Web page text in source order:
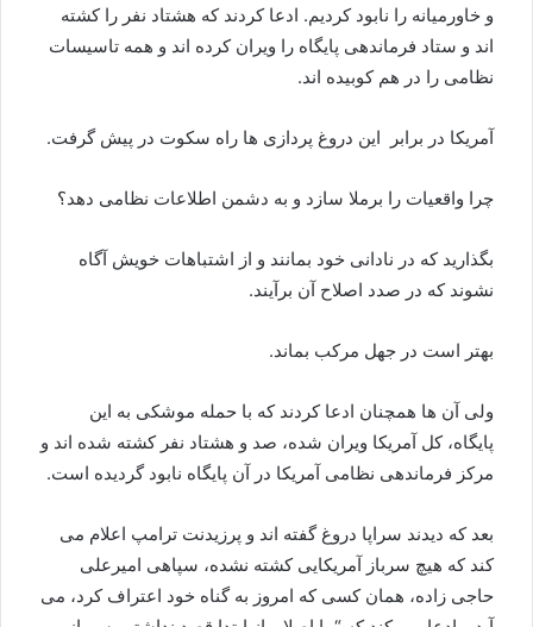
و خاورمیانه را نابود کردیم. ادعا کردند که هشتاد نفر را کشته
اند و ستاد فرماندهی پایگاه را ویران کرده اند و همه تاسیسات
نظامی را در هم کوبیده اند.
آمریکا در برابر این دروغ پردازی ها راه سکوت در پیش گرفت.
چرا واقعیات را برملا سازد و به دشمن اطلاعات نظامی دهد؟
بگذارید که در نادانی خود بمانند و از اشتباهات خویش آگاه
نشوند که در صدد اصلاح آن برآیند.
بهتر است در جهل مرکب بماند.
ولی آن ها همچنان ادعا کردند که با حمله موشکی به این
پایگاه، کل آمریکا ویران شده، صد و هشتاد نفر کشته شده اند و
مرکز فرماندهی نظامی آمریکا در آن پایگاه نابود گردیده است.
بعد که دیدند سراپا دروغ گفته اند و پرزیدنت ترامپ اعلام می
کند که هیچ سرباز آمریکایی کشته نشده، سپاهی امیرعلی
حاجی زاده، همان کسی که امروز به گناه خود اعتراف کرد، می